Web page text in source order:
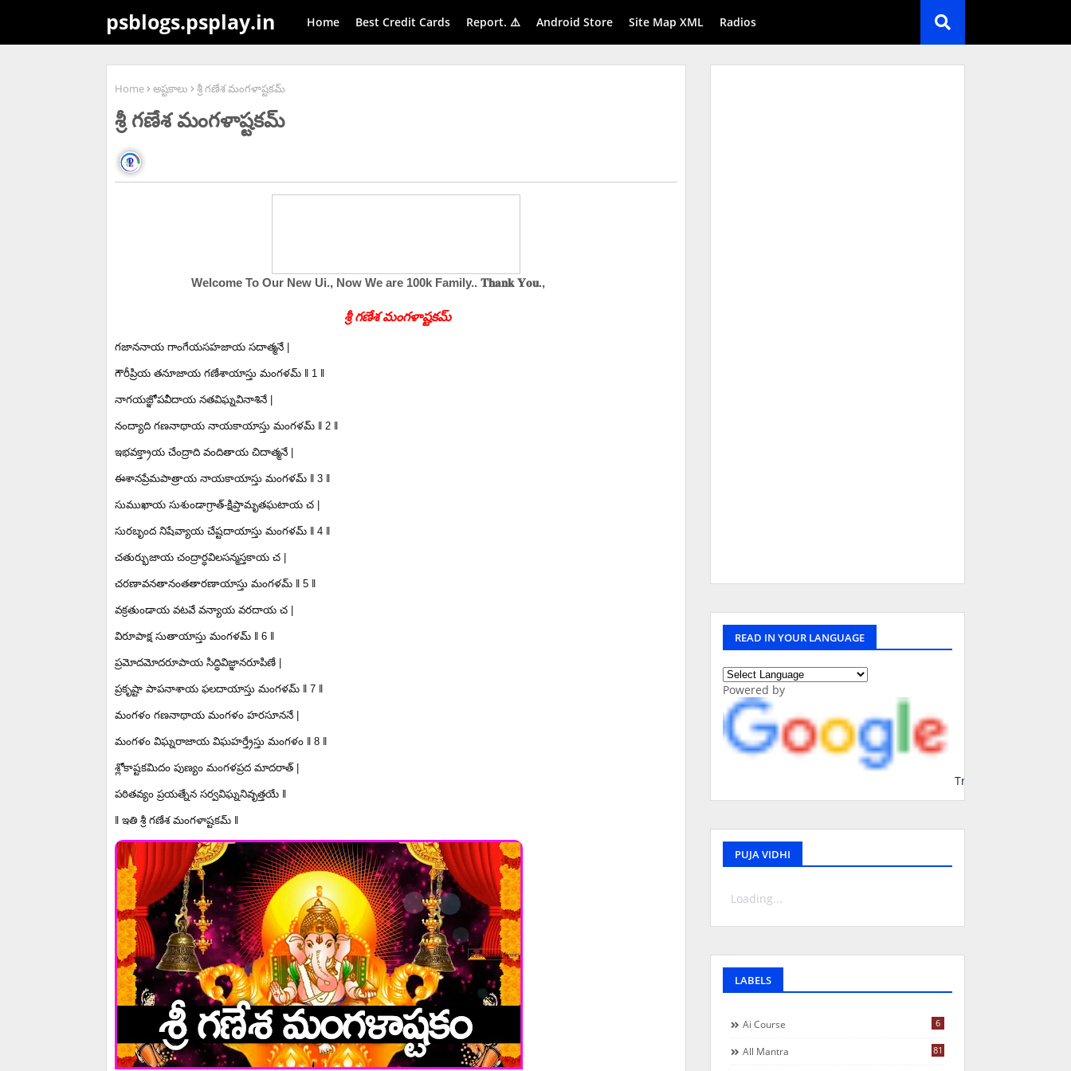
psblogs.psplay.in Home Best Credit Cards Report. ⚠️ Android Store Site Map XML Radios
Home అష్టకాలు శ్రీ గణేశ మంగళాష్టకమ్
శ్రీ గణేశ మంగళాష్టకమ్
Welcome To Our New Ui., Now We are 100k Family.. 𝐓𝐡𝐚𝐧𝐤 𝐘𝐨𝐮.,
శ్రీ గణేశ మంగళాష్టకమ్
గజాననాయ గాంగేయసహజాయ సదాత్మనే |
గౌరీప్రియ తనూజాయ గణేశాయాస్తు మంగళమ్ ‖ 1 ‖
నాగయజ్ఞోపవీదాయ నతవిఘ్నవినాశినే |
నంద్యాది గణనాథాయ నాయకాయాస్తు మంగళమ్ ‖ 2 ‖
ఇభవక్త్రాయ చేంద్రాది వందితాయ చిదాత్మనే |
ఈశానప్రేమపాత్రాయ నాయకాయాస్తు మంగళమ్ ‖ 3 ‖
సుముఖాయ సుశుండాగ్రాత్-క్షిప్తామృతఘటాయ చ |
సురబృంద నిషేవ్యాయ చేష్టదాయాస్తు మంగళమ్ ‖ 4 ‖
చతుర్భుజాయ చంద్రార్ధవిలసన్మస్తకాయ చ |
చరణావనతానంతతారణాయాస్తు మంగళమ్ ‖ 5 ‖
వక్రతుండాయ వటవే వన్యాయ వరదాయ చ |
విరూపాక్ష సుతాయాస్తు మంగళమ్ ‖ 6 ‖
ప్రమోదమోదరూపాయ సిద్ధివిజ్ఞానరూపిణే |
ప్రకృష్టా పాపనాశాయ ఫలదాయాస్తు మంగళమ్ ‖ 7 ‖
మంగళం గణనాథాయ మంగళం హరసూననే |
మంగళం విఘ్నరాజాయ విఘహర్త్రేస్తు మంగళం ‖ 8 ‖
శ్లోకాష్టకమిదం పుణ్యం మంగళప్రద మాదరాత్ |
పఠితవ్యం ప్రయత్నేన సర్వవిఘ్ననివృత్తయే ‖
‖ ఇతి శ్రీ గణేశ మంగళాష్టకమ్ ‖
READ IN YOUR LANGUAGE
Powered by
Translate
PUJA VIDHI
Loading...
LABELS
Ai Course 6
All Mantra 81